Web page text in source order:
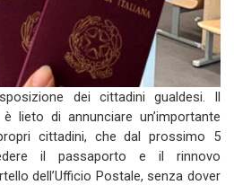
dei cittadini gualdesi. Il
lieto di annunciare un’importante
cittadini, che dal prossimo 5
il passaporto e il rinnovo
dell’Ufficio Postale, senza dover